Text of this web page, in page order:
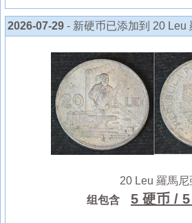
2026-07-29 - 新硬币已添加到 20 Leu
20 Leu 羅馬尼
组包含
5 硬币 /